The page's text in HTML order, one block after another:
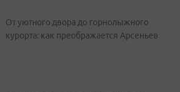
От уютного двора до горнолыжного
курорта: как преображается Арсеньев